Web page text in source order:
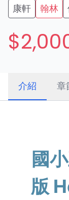
康軒 翰林
介紹 章
國
版